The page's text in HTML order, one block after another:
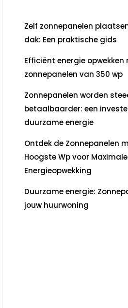
Zelf zonnepanelen
dak: Een praktische gids
Efficiënt energie opwekken
zonnepanelen van 350 wp
Zonnepanelen worden
betaalbaarder: een
duurzame energie
Ontdek de Zonnepanelen
Hoogste Wp voor Maximale
Energieopwekking
Duurzame energie:
jouw huurwoning